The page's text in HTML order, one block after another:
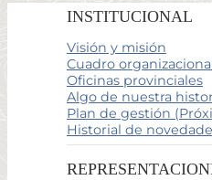
INSTITUCIONAL
Visión y misión
Cuadro
Oficinas provinciales
Algo de nuestra
Plan de gestión
Historial de